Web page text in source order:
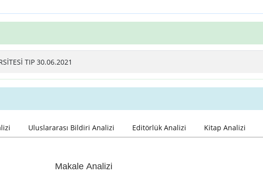
TIP 30.06.2021
Uluslararası Bildiri Analizi Editörlük Analizi Kitap Analizi
Makale Analizi